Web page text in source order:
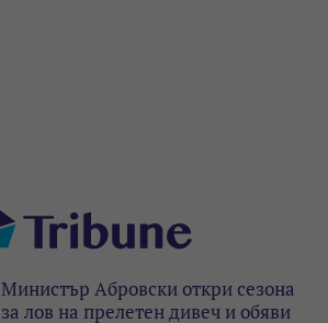
Министър Абровски откри сезона
за лов на прелетен дивеч и обяви